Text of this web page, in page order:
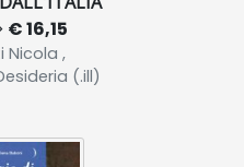
€ 16,15
Nicola ,
(.ill)